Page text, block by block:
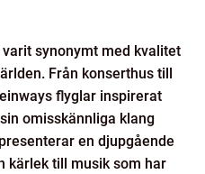
synonymt med kvalitet
Från konserthus till
flyglar inspirerat
omisskännliga klang
en djupgående
kärlek till musik som har